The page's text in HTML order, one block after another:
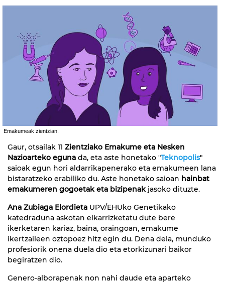
Emakumeak zientzian.
Gaur, otsailak 11 Zientziako Emakume eta Nesken
Nazioarteko eguna da, eta aste honetako "Teknopolis"
saioak egun hori aldarrikapenerako eta emakumeen lana
bistaratzeko erabiliko du. Aste honetako saioan hainbat
emakumeren gogoetak eta bizipenakjasoko dituzte.
Ana Zubiaga Elordieta UPV/EHUko Genetikako
katedraduna askotan elkarrizketatu dute bere
ikerketaren kariaz, baina, oraingoan, emakume
ikertzaileen oztopoez hitz egin du. Dena dela, munduko
profesiorik onena duela dio eta etorkizunari baikor
begiratzen dio.
Genero-alborapenak non nahi daude eta aparteko